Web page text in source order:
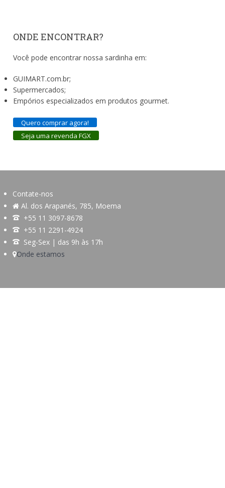
ONDE ENCONTRAR?
Você pode encontrar nossa sardinha em:
GUIMART.com.br;
Supermercados;
Empórios especializados em produtos gourmet.
Quero comprar agora!
Seja uma revenda FGX
Contate-nos
Al. dos Arapanés, 785, Moema
+55 11 3097-8678
+55 11 2291-4924
Seg-Sex | das 9h às 17h
Onde estamos